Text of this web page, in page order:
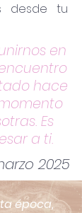
desde tu
en
hace
Es
a ti.
2025
época,